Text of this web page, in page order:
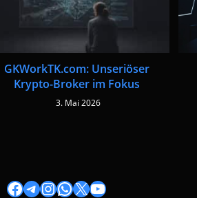
GKWorkTK.com: Unseriöser
Krypto-Broker im Fokus
3. Mai 2026
Facebook
Telegram
Instagram
WhatsApp
X YouTube